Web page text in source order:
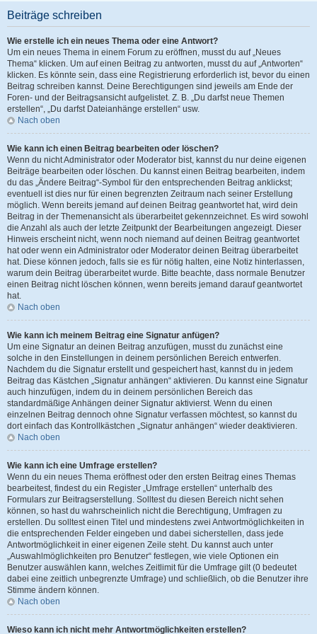
Beiträge schreiben
Wie erstelle ich ein neues Thema oder eine Antwort?
Um ein neues Thema in einem Forum zu eröffnen, musst du auf „Neues
Thema“ klicken. Um auf einen Beitrag zu antworten, musst du auf „Antworten“
klicken. Es könnte sein, dass eine Registrierung erforderlich ist, bevor du einen
Beitrag schreiben kannst. Deine Berechtigungen sind jeweils am Ende der
Foren- und der Beitragsansicht aufgelistet. Z. B. „Du darfst neue Themen
erstellen“, „Du darfst Dateianhänge erstellen“ usw.
Nach oben
Wie kann ich einen Beitrag bearbeiten oder löschen?
Wenn du nicht Administrator oder Moderator bist, kannst du nur deine eigenen
Beiträge bearbeiten oder löschen. Du kannst einen Beitrag bearbeiten, indem
du das „Ändere Beitrag“-Symbol für den entsprechenden Beitrag anklickst;
eventuell ist dies nur für einen begrenzten Zeitraum nach seiner Erstellung
möglich. Wenn bereits jemand auf deinen Beitrag geantwortet hat, wird dein
Beitrag in der Themenansicht als überarbeitet gekennzeichnet. Es wird sowohl
die Anzahl als auch der letzte Zeitpunkt der Bearbeitungen angezeigt. Dieser
Hinweis erscheint nicht, wenn noch niemand auf deinen Beitrag geantwortet
hat oder wenn ein Administrator oder Moderator deinen Beitrag überarbeitet
hat. Diese können jedoch, falls sie es für nötig halten, eine Notiz hinterlassen,
warum dein Beitrag überarbeitet wurde. Bitte beachte, dass normale Benutzer
einen Beitrag nicht löschen können, wenn bereits jemand darauf geantwortet
hat.
Nach oben
Wie kann ich meinem Beitrag eine Signatur anfügen?
Um eine Signatur an deinen Beitrag anzufügen, musst du zunächst eine
solche in den Einstellungen in deinem persönlichen Bereich entwerfen.
Nachdem du die Signatur erstellt und gespeichert hast, kannst du in jedem
Beitrag das Kästchen „Signatur anhängen“ aktivieren. Du kannst eine Signatur
auch hinzufügen, indem du in deinem persönlichen Bereich das
standardmäßige Anhängen deiner Signatur aktivierst. Wenn du einen
einzelnen Beitrag dennoch ohne Signatur verfassen möchtest, so kannst du
dort einfach das Kontrollkästchen „Signatur anhängen“ wieder deaktivieren.
Nach oben
Wie kann ich eine Umfrage erstellen?
Wenn du ein neues Thema eröffnest oder den ersten Beitrag eines Themas
bearbeitest, findest du ein Register „Umfrage erstellen“ unterhalb des
Formulars zur Beitragserstellung. Solltest du diesen Bereich nicht sehen
können, so hast du wahrscheinlich nicht die Berechtigung, Umfragen zu
erstellen. Du solltest einen Titel und mindestens zwei Antwortmöglichkeiten in
die entsprechenden Felder eingeben und dabei sicherstellen, dass jede
Antwortmöglichkeit in einer eigenen Zeile steht. Du kannst auch unter
„Auswahlmöglichkeiten pro Benutzer“ festlegen, wie viele Optionen ein
Benutzer auswählen kann, welches Zeitlimit für die Umfrage gilt (0 bedeutet
dabei eine zeitlich unbegrenzte Umfrage) und schließlich, ob die Benutzer ihre
Stimme ändern können.
Nach oben
Wieso kann ich nicht mehr Antwortmöglichkeiten erstellen?